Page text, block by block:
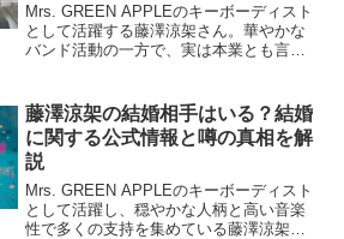
Mrs. GREEN APPLEのキーボーディスト
として活躍する藤澤涼架さん。華やかな
バンド活動の一方で、実は本業とも言え
か。本記事では、藤澤涼架さんが愛用し
ているフル...
藤澤涼架の結婚相手はいる？結婚
に関する公式情報と噂の真相を解
説
Mrs. GREEN APPLEのキーボーディスト
として活躍し、穏やかな人柄と高い音楽
性で多くの支持を集めている藤澤涼架